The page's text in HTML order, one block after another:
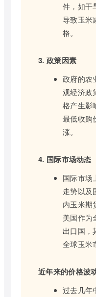
件，如干
导致玉米
格。
3. 政策因素
政府的农
观经济政
格产生影
最低收购
涨。
4. 国际市场动态
国际市场
走势以及
内玉米期
美国作为
出口国，
全球玉米
近年来的价格波
过去几年